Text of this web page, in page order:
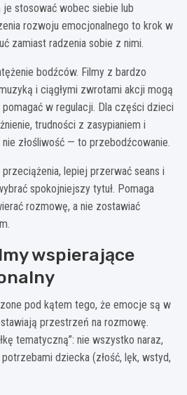
stosować wobec siebie lub
rozwoju emocjonalnego to krok w
zamiast radzenia sobie z nimi.
bodźców. Filmy z bardzo
i ciągłymi zwrotami akcji mogą
w regulacji. Dla części dzieci
trudności z zasypianiem i
złośliwość — to przebodźcowanie.
lepiej przerwać seans i
spokojniejszy tytuł. Pomaga
rozmowę, a nie zostawiać
wspierające
pod kątem tego, że emocje są w
przestrzeń na rozmowę.
tematyczną”: nie wszystko naraz,
dziecka (złość, lęk, wstyd,